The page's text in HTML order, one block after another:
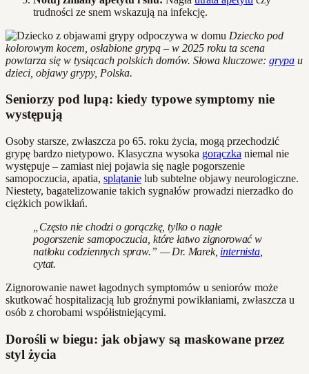
trudności ze snem wskazują na infekcję.
Dziecko pod
kolorowym kocem, osłabione grypą – w 2025 roku ta scena
powtarza się w tysiącach polskich domów. Słowa kluczowe: grypa u
dzieci, objawy grypy, Polska.
Seniorzy pod lupą: kiedy typowe symptomy nie
występują
Osoby starsze, zwłaszcza po 65. roku życia, mogą przechodzić
grypę bardzo nietypowo. Klasyczna wysoka gorączka niemal nie
występuje – zamiast niej pojawia się nagłe pogorszenie
samopoczucia, apatia, splątanie lub subtelne objawy neurologiczne.
Niestety, bagatelizowanie takich sygnałów prowadzi nierzadko do
ciężkich powikłań.
„Często nie chodzi o gorączkę, tylko o nagłe
pogorszenie samopoczucia, które łatwo zignorować w
natłoku codziennych spraw.” — Dr. Marek, internista,
cytat.
Zignorowanie nawet łagodnych symptomów u seniorów może
skutkować hospitalizacją lub groźnymi powikłaniami, zwłaszcza u
osób z chorobami współistniejącymi.
Dorośli w biegu: jak objawy są maskowane przez
styl życia